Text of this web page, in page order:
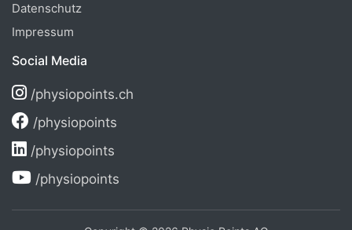
Datenschutz
Impressum
Social Media
/physiopoints.ch
/physiopoints
/physiopoints
/physiopoints